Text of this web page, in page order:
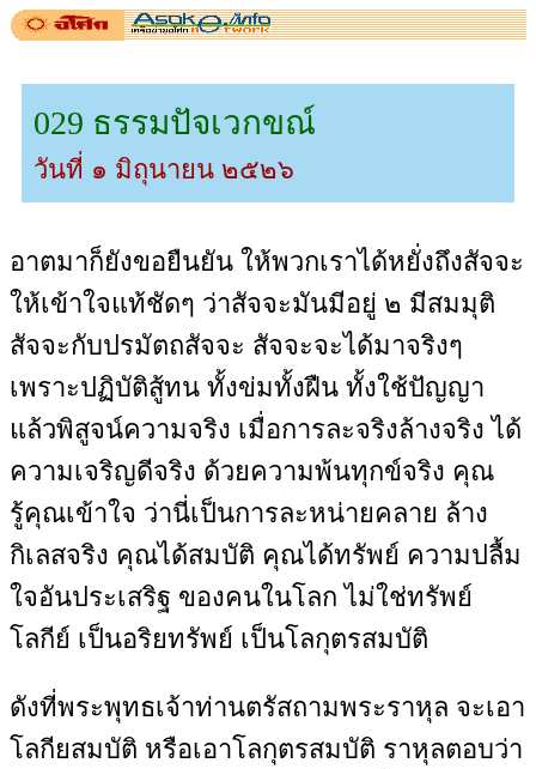
029 ธรรมปัจเวกขณ์
วันที่ ๑ มิถุนายน ๒๕๒๖
อาตมาก็ยังขอยืนยัน ให้พวกเราได้หยั่งถึงสัจจะ
ให้เข้าใจแท้ชัดๆ ว่าสัจจะมันมีอยู่ ๒ มีสมมุติ
สัจจะกับปรมัตถสัจจะ สัจจะจะได้มาจริงๆ
เพราะปฏิบัติสู้ทน ทั้งข่มทั้งฝืน ทั้งใช้ปัญญา
แล้วพิสูจน์ความจริง เมื่อการละจริงล้างจริง ได้
ความเจริญดีจริง ด้วยความพ้นทุกข์จริง คุณ
รู้คุณเข้าใจ ว่านี่เป็นการละหน่ายคลาย ล้าง
กิเลสจริง คุณได้สมบัติ คุณได้ทรัพย์ ความปลื้ม
ใจอันประเสริฐ ของคนในโลก ไม่ใช่ทรัพย์
โลกีย์ เป็นอริยทรัพย์ เป็นโลกุตรสมบัติ
ดังที่พระพุทธเจ้าท่านตรัสถามพระราหุล จะเอา
โลกียสมบัติ หรือเอาโลกุตรสมบัติ ราหุลตอบว่า